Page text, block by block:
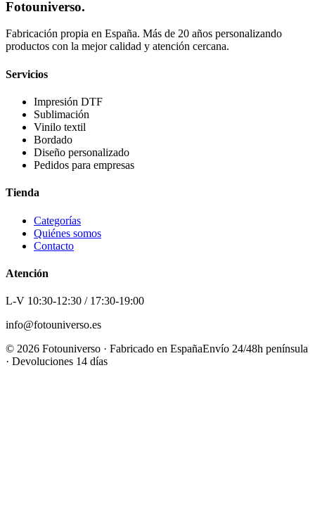
Fotouniverso.
Fabricación propia en España. Más de 20 años personalizando
productos con la mejor calidad y atención cercana.
Servicios
Impresión DTF
Sublimación
Vinilo textil
Bordado
Diseño personalizado
Pedidos para empresas
Tienda
Categorías
Quiénes somos
Contacto
Atención
L-V 10:30-12:30 / 17:30-19:00
info@fotouniverso.es
© 2026 Fotouniverso · Fabricado en EspañaEnvío 24/48h península
· Devoluciones 14 días